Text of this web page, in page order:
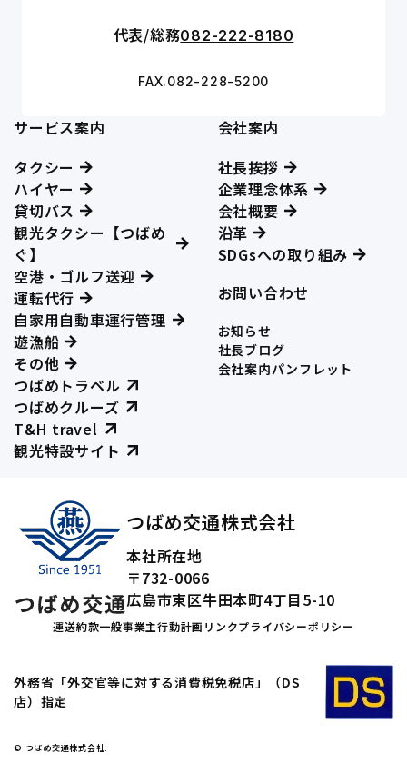
代表/総務082-222-8180
FAX.082-228-5200
サービス案内
タクシー
ハイヤー
貸切バス
観光タクシー【つばめ
ぐ】
空港・ゴルフ送迎
運転代行
自家用自動車運行管理
遊漁船
その他
つばめトラベル
つばめクルーズ
T&H travel
観光特設サイト
会社案内
社長挨拶
企業理念体系
会社概要
沿革
SDGsへの取り組み
お問い合わせ
お知らせ
社長ブログ
会社案内パンフレット
つばめ交通株式会社
本社所在地
〒732-0066
広島市東区牛田本町4丁目5-10
運送約款一般事業主行動計画 リンクプライバシーポリシー
外務省「外交官等に対する消費税免税店」（DS
店）指定
© つばめ交通株式会社.